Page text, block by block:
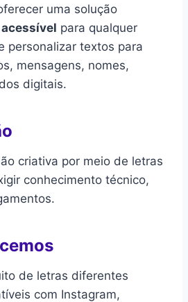
uma solução
para qualquer
personalizar textos para
mensagens, nomes,
digitais.
criativa por meio de letras
conhecimento técnico,
de letras diferentes
com Instagram,